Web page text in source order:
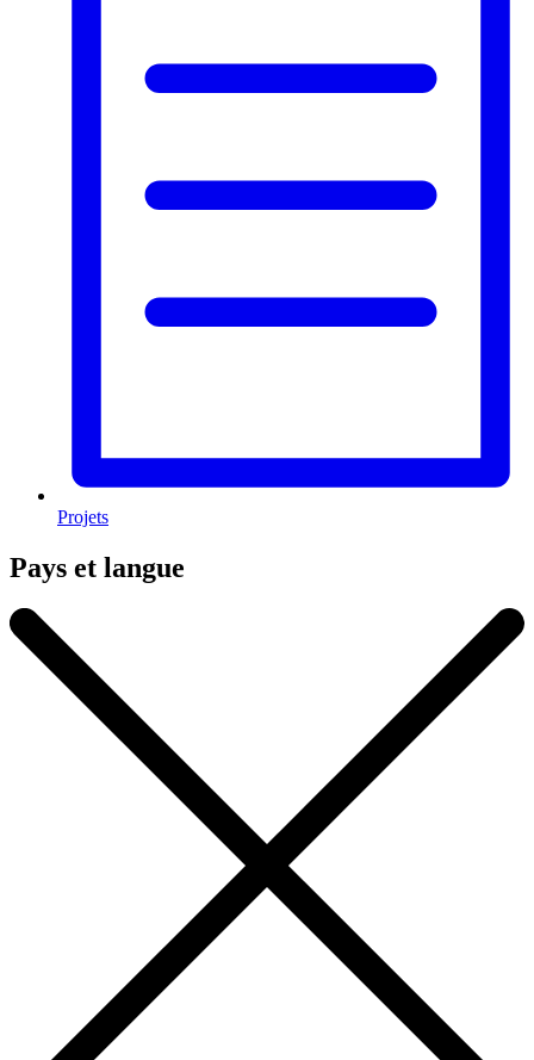
Projets
Pays et langue